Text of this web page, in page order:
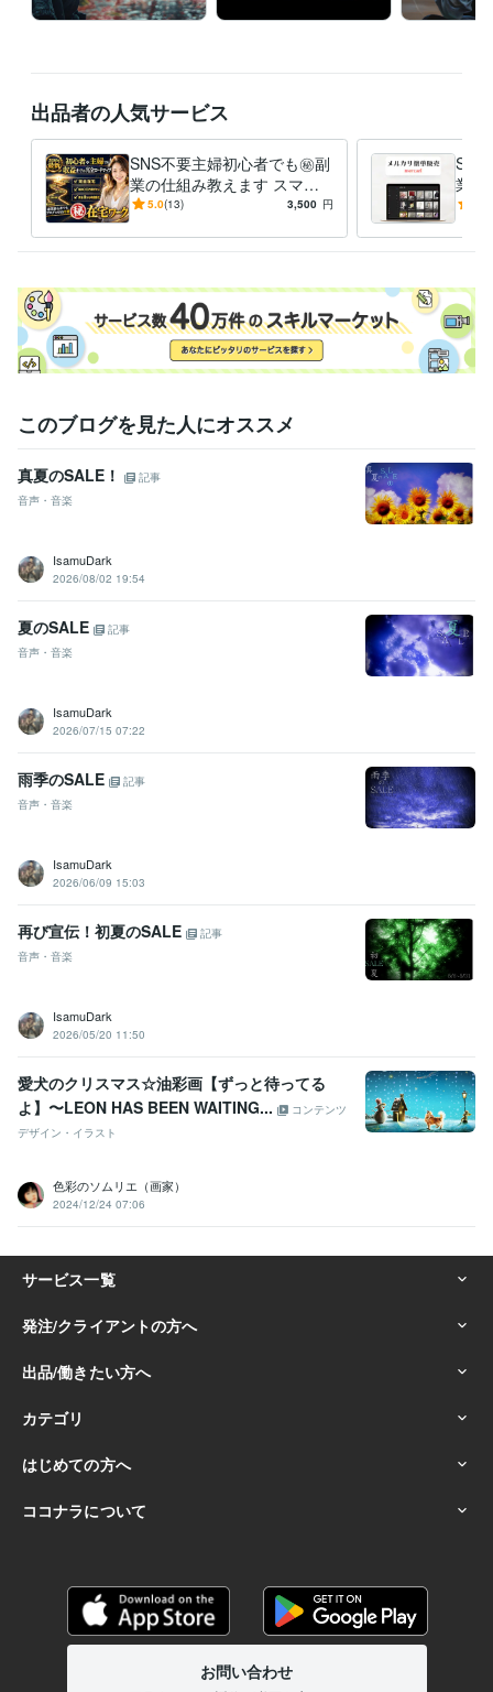
出品者の人気サービス
SNS不要主婦初心者でも㊙️副
業の仕組み教えます スマホ1
台で完結。2026年最新のAI技
5.0(13) 3,500 円
業教
来る
このブログを見た人にオススメ
真夏のSALE！
記事
音声・音楽
IsamuDark
2026/08/02 19:54
夏のSALE
記事
音声・音楽
IsamuDark
2026/07/15 07:22
雨季のSALE
記事
音声・音楽
IsamuDark
2026/06/09 15:03
再び宣伝！初夏のSALE
記事
音声・音楽
IsamuDark
2026/05/20 11:50
愛犬のクリスマス☆油彩画【ずっと待ってる
よ】〜LEON HAS BEEN WAITING...
コンテンツ
デザイン・イラスト
色彩のソムリエ（画家）
2024/12/24 07:06